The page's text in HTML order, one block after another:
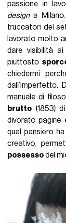
passione in
designa
truccatori del
lavorato molto
dare visibilità
piuttosto
chiedermi
dall’imperfetto.
manuale di
brutto (1853)
divorato pagine
quel pensiero
creativo,
possessodel